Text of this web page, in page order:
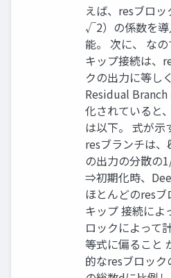
えば、resブロ
√2）の係数を導
能。 次に、 な
キップ接続は、
クの出力に等し
Residual
化されていると
は以下。 式が示
resブランチは、
の出力の分散の
⇒初期化時、
ほとんどのres
キップ 接続によ
ロックによって
等式に偏ること
的なresブロッ